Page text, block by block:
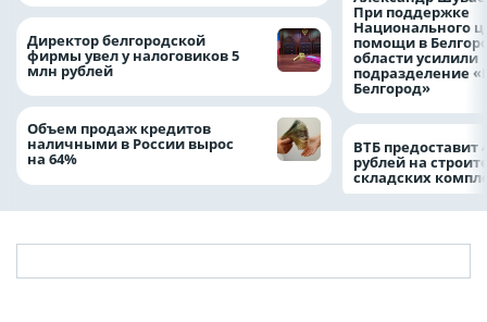
Директор белгородской
фирмы увел у налоговиков 5
млн рублей
Объем продаж кредитов
наличными в России вырос
на 64%
При поддержке
Национального
помощи в
области усилили
подразделение
Белгород»
ВТБ предоставит
рублей на
складских